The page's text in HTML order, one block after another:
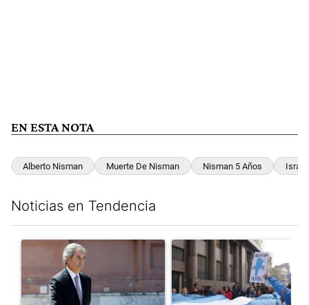
EN ESTA NOTA
Alberto Nisman Muerte De Nisman Nisman 5 Años Israel
Noticias en Tendencia
Un artículo de tendencia con el título "Las inconsistencias de
Un artículo de tendencia con